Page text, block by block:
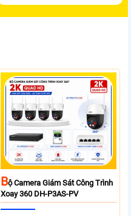
BỘ Camera Giám Sát Công Trình
Xoay 360 DH-P3AS-PV